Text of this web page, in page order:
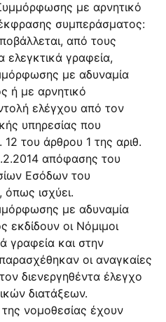
με αρνητικό
συμπεράσματος:
από τους
ελεγκτικά γραφεία,
με αδυναμία
ή με αρνητικό
ελέγχου από τον
υπηρεσίας που
του άρθρου 1 της αριθ.
απόφασης του
Εσόδων του
όπως ισχύει.
με αδυναμία
οι Νόμιμοι
γραφεία και στην
οι αναγκαίες
διενεργηθέντα έλεγχο
διατάξεων.
νομοθεσίας έχουν